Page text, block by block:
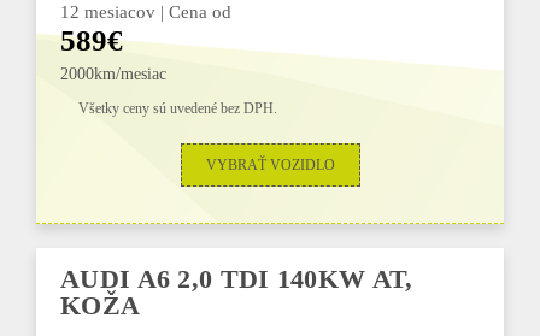
12 mesiacov | Cena od
589€
2000km/mesiac
Všetky ceny sú uvedené bez DPH.
VYBRAŤ VOZIDLO
AUDI A6 2,0 TDI 140KW AT,
KOŽA